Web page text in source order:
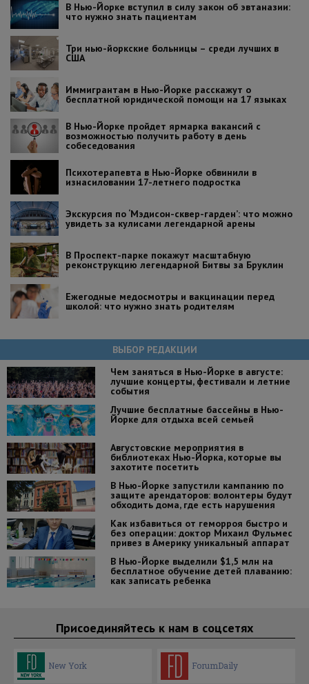
В Нью-Йорке вступил в силу закон об эвтаназии:
что нужно знать пациентам
Три нью-йоркские больницы – среди лучших в
США
Иммигрантам в Нью-Йорке расскажут о
бесплатной юридической помощи на 17 языках
В Нью-Йорке пройдет ярмарка вакансий с
возможностью получить работу в день
собеседования
Психотерапевта в Нью-Йорке обвинили в
изнасиловании 17-летнего подростка
Экскурсия по ‘Мэдисон-сквер-гарден’: что можно
увидеть за кулисами легендарной арены
В Проспект-парке покажут масштабную
реконструкцию легендарной Битвы за Бруклин
Ежегодные медосмотры и вакцинации перед
школой: что нужно знать родителям
ВЫБОР РЕДАКЦИИ
Чем заняться в Нью-Йорке в августе:
лучшие концерты, фестивали и летние
события
Лучшие бесплатные бассейны в Нью-
Йорке для отдыха всей семьей
Августовские мероприятия в
библиотеках Нью-Йорка, которые вы
захотите посетить
В Нью-Йорке запустили кампанию по
защите арендаторов: волонтеры будут
обходить дома, где есть нарушения
Как избавиться от геморроя быстро и
без операции: доктор Михаил Фульмес
привез в Америку уникальный аппарат
В Нью-Йорке выделили $1,5 млн на
бесплатное обучение детей плаванию:
как записать ребенка
Присоединяйтесь к нам в соцсетях
New York ForumDaily